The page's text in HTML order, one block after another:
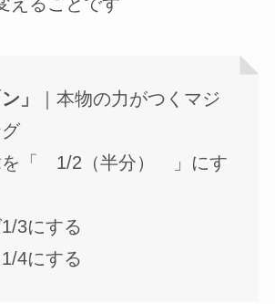
」
｜本物の力がつくマジ
を「 1/2（半分） 」にす
3にする
4にする